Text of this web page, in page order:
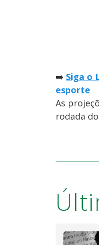
➡️ Siga o
esporte
As
rodada